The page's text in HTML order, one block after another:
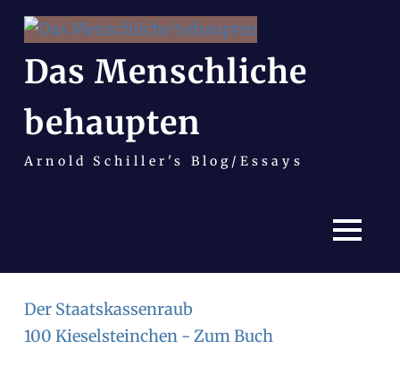
Inhalt
springen
Das Menschliche
behaupten
Arnold Schiller's Blog/Essays
MENÜ
Der Staatskassenraub
100 Kieselsteinchen - Zum Buch